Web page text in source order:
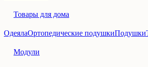
Товары для дома
ОдеялаОртопедические подушкиПодушки
Модули